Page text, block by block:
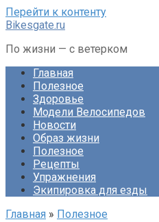
Перейти к контенту
Bikesgate.ru
По жизни — с ветерком
Главная
Полезное
Здоровье
Модели Велосипедов
Новости
Образ жизни
Полезное
Рецепты
Упражнения
Экипировка для езды
Главная » Полезное